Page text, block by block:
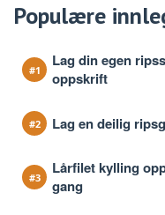
Populære
Lag din egen
oppskrift
Lag en deilig
Lårfilet kylling
gang